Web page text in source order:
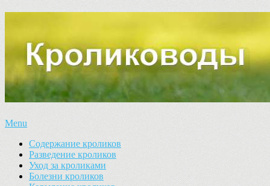
Menu
Содержание кроликов
Разведение кроликов
Уход за кроликами
Болезни кроликов